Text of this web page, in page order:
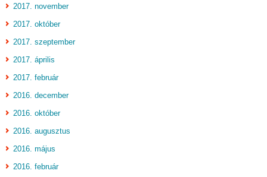
2017. november
2017. október
2017. szeptember
2017. április
2017. február
2016. december
2016. október
2016. augusztus
2016. május
2016. február